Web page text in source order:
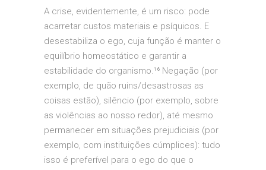
A crise, evidentemente, é um risco: pode
acarretar custos materiais e psíquicos. E
desestabiliza o ego, cuja função é manter o
equilíbrio homeostático e garantir a
estabilidade do organismo.¹⁶ Negação (por
exemplo, de quão ruins/desastrosas as
coisas estão), silêncio (por exemplo, sobre
as violências ao nosso redor), até mesmo
permanecer em situações prejudiciais (por
exemplo, com instituições cúmplices): tudo
isso é preferível para o ego do que o